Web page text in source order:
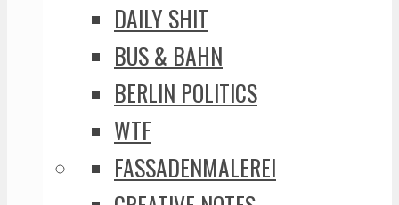
DAILY SHIT
BUS & BAHN
BERLIN POLITICS
WTF
FASSADENMALEREI